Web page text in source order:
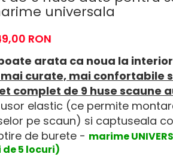
universala
RON
arata ca noua la
curate, mai confortabile
complet de 9 huse scaune
elastic (ce permite
pe scaun) si captuseala
de burete - marime
5 locuri)